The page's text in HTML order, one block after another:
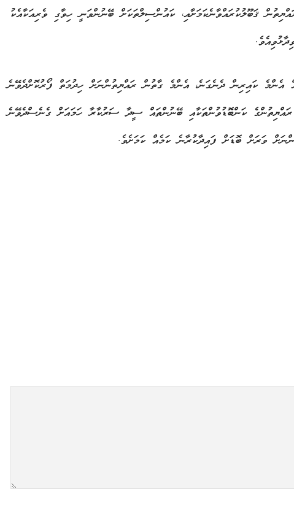
ޤަބޫލުކުރައްވާނެކަމަށާއި، ކައުންސިލްތަކަށް ބޭނުންވަނީ ހިވާގި ވެރިއަކާއެކު
ކައިރިން ދެނެގަނެ، އެންމެ ގާތުން ރައްޔިތުންނަށް ހިދުމަތް ފޯރުކޮށްދެވޭނެ
ކަންބޮޑުވުންތަކާއި ބޭނުންތައް ސީދާ ސަރުކާރާ ހަމައަށް ގެނެސްދެވޭނެ
ވަރަށް ބޮޑަށް ފައިދާކުރާނެ ކަމެއް ކަމަށެވެ.